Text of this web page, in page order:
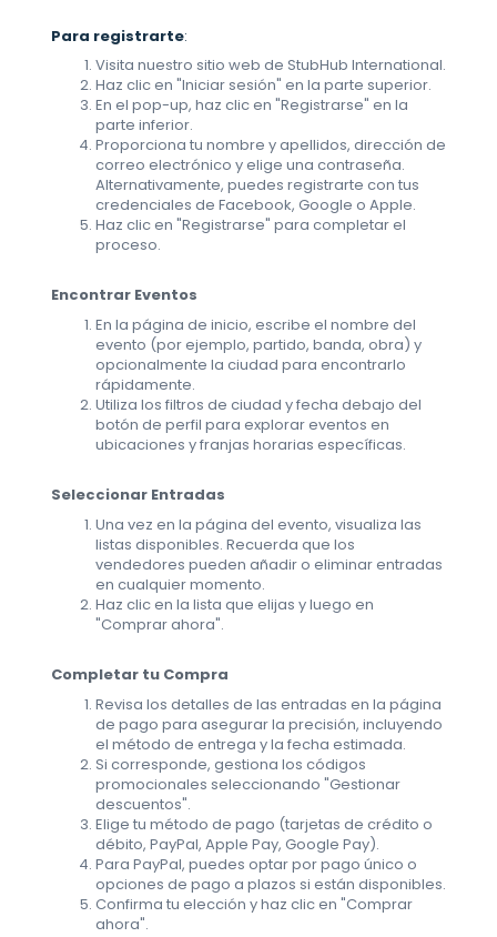
Para registrarte:
Visita nuestro sitio web de StubHub International.
Haz clic en "Iniciar sesión" en la parte superior.
En el pop-up, haz clic en "Registrarse" en la
parte inferior.
Proporciona tu nombre y apellidos, dirección de
correo electrónico y elige una contraseña.
Alternativamente, puedes registrarte con tus
credenciales de Facebook, Google o Apple.
Haz clic en "Registrarse" para completar el
proceso.
Encontrar Eventos
En la página de inicio, escribe el nombre del
evento (por ejemplo, partido, banda, obra) y
opcionalmente la ciudad para encontrarlo
rápidamente.
Utiliza los filtros de ciudad y fecha debajo del
botón de perfil para explorar eventos en
ubicaciones y franjas horarias específicas.
Seleccionar Entradas
Una vez en la página del evento, visualiza las
listas disponibles. Recuerda que los
vendedores pueden añadir o eliminar entradas
en cualquier momento.
Haz clic en la lista que elijas y luego en
"Comprar ahora".
Completar tu Compra
Revisa los detalles de las entradas en la página
de pago para asegurar la precisión, incluyendo
el método de entrega y la fecha estimada.
Si corresponde, gestiona los códigos
promocionales seleccionando "Gestionar
descuentos".
Elige tu método de pago (tarjetas de crédito o
débito, PayPal, Apple Pay, Google Pay).
Para PayPal, puedes optar por pago único o
opciones de pago a plazos si están disponibles.
Confirma tu elección y haz clic en "Comprar
ahora".